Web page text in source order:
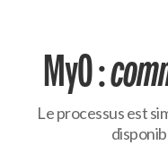
MyO :
Le processus est